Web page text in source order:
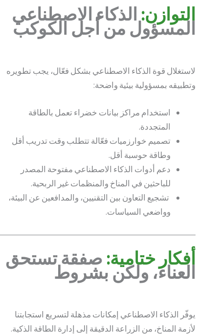
التوازن:الذكاء الاصطناعي
المسؤول من أجل الكوكب
لاستغلال قوة الذكاء الاصطناعي بشكل فعّال، يجب تطويره
وتطبيقه بمسؤولية بيئية واضحة:
استخدام مراكز بيانات خضراء تعمل بالطاقة
المتجددة.
تصميم خوارزميات فعّالة تتطلب وقت تدريب أقل
وطاقة حوسبة أقل.
دعم أدوات الذكاء الاصطناعي مفتوحة المصدر
للباحثين في المناخ والمنظمات غير الربحية.
تشجيع التعاون بين التقنيين، والمدافعين عن البيئة،
وواضعي السياسات.
أفكار ختامية:صفقة تستحق
العناء، ولكن بشروط
يوفّر الذكاء الاصطناعي إمكانات مذهلة لتسريع استجابتنا
لأزمة المناخ، من الزراعة الدقيقة إلى إدارة الطاقة الذكية.